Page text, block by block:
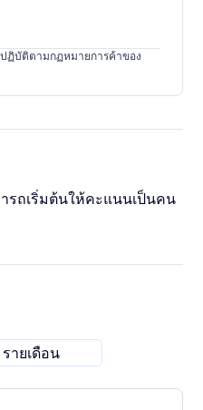
ปฏิบัติตามกฏหมายการค้าของ
รถเริ่มต้นให้คะแนนเป็นคน
รายเดือน